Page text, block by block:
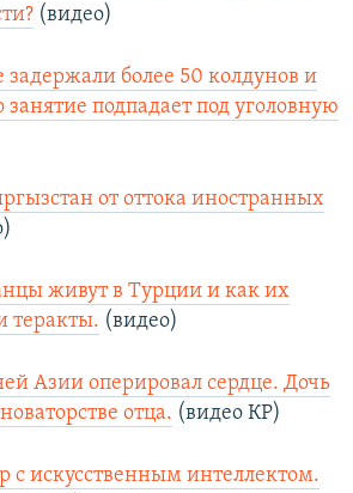
(видео)
более 50 колдунов и
занятие подпадает под уголовную
от оттока иностранных
живут в Турции и как их
теракты. (видео)
Азии оперировал сердце. Дочь
отца. (видео КР)
с искусственным интеллектом.